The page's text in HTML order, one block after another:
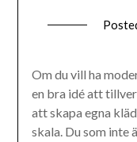
Om du vill ha
en bra idé att
att skapa egna
skala. Du som inte